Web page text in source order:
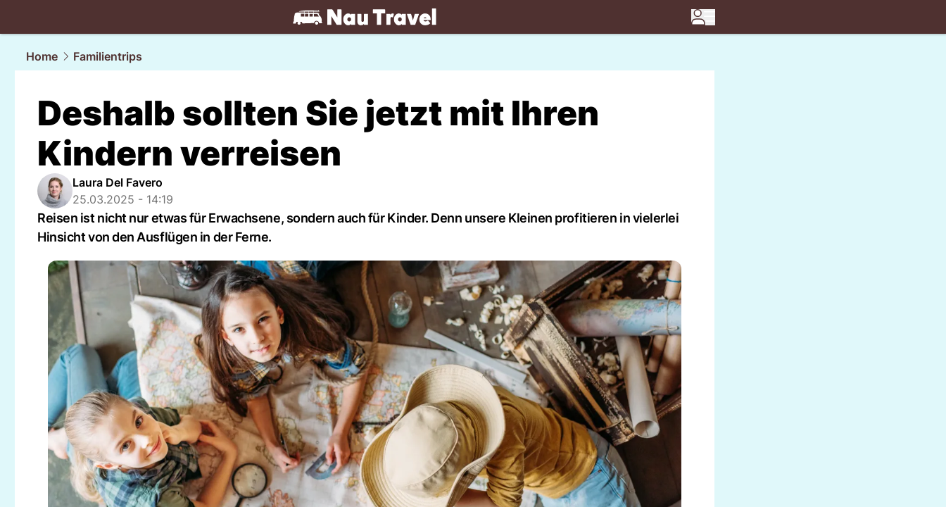
travel.NAU.ch
Home
Familientrips
Deshalb sollten Sie jetzt mit Ihren
Kindern verreisen
Laura Del Favero
25.03.2025 - 14:19
Reisen ist nicht nur etwas für Erwachsene, sondern auch für Kinder. Denn unsere Kleinen profitieren in vielerlei
Hinsicht von den Ausflügen in der Ferne.